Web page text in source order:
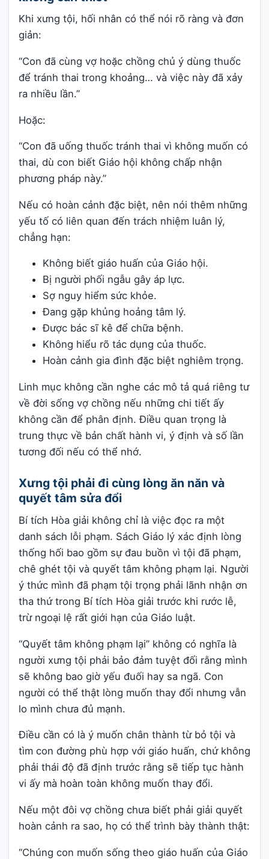
Khi xưng tội, hối nhân có thể nói rõ ràng và đơn
giản:
“Con đã cùng vợ hoặc chồng chủ ý dùng thuốc
để tránh thai trong khoảng… và việc này đã xảy
ra nhiều lần.”
Hoặc:
“Con đã uống thuốc tránh thai vì không muốn có
thai, dù con biết Giáo hội không chấp nhận
phương pháp này.”
Nếu có hoàn cảnh đặc biệt, nên nói thêm những
yếu tố có liên quan đến trách nhiệm luân lý,
chẳng hạn:
Không biết giáo huấn của Giáo hội.
Bị người phối ngẫu gây áp lực.
Sợ nguy hiểm sức khỏe.
Đang gặp khủng hoảng tâm lý.
Được bác sĩ kê để chữa bệnh.
Không hiểu rõ tác dụng của thuốc.
Hoàn cảnh gia đình đặc biệt nghiêm trọng.
Linh mục không cần nghe các mô tả quá riêng tư
về đời sống vợ chồng nếu những chi tiết ấy
không cần để phân định. Điều quan trọng là
trung thực về bản chất hành vi, ý định và số lần
tương đối nếu có thể nhớ.
Xưng tội phải đi cùng lòng ăn năn và
quyết tâm sửa đổi
Bí tích Hòa giải không chỉ là việc đọc ra một
danh sách lỗi phạm. Sách Giáo lý xác định lòng
thống hối bao gồm sự đau buồn vì tội đã phạm,
chê ghét tội và quyết tâm không phạm lại. Người
ý thức mình đã phạm tội trọng phải lãnh nhận ơn
tha thứ trong Bí tích Hòa giải trước khi rước lễ,
trừ ngoại lệ rất giới hạn của Giáo luật.
“Quyết tâm không phạm lại” không có nghĩa là
người xưng tội phải bảo đảm tuyệt đối rằng mình
sẽ không bao giờ yếu đuối hay sa ngã. Con
người có thể thật lòng muốn thay đổi nhưng vẫn
lo mình chưa đủ mạnh.
Điều cần có là ý muốn chân thành từ bỏ tội và
tìm con đường phù hợp với giáo huấn, chứ không
phải thái độ đã định trước rằng sẽ tiếp tục hành
vi ấy mà hoàn toàn không muốn thay đổi.
Nếu một đôi vợ chồng chưa biết phải giải quyết
hoàn cảnh ra sao, họ có thể trình bày thành thật:
“Chúng con muốn sống theo giáo huấn của Giáo